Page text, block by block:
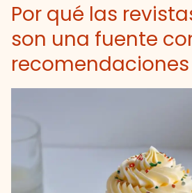
Por qué las
son una fuente
recomendaciones